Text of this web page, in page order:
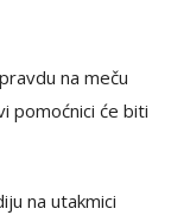
na meču
pomoćnici će biti
na utakmici